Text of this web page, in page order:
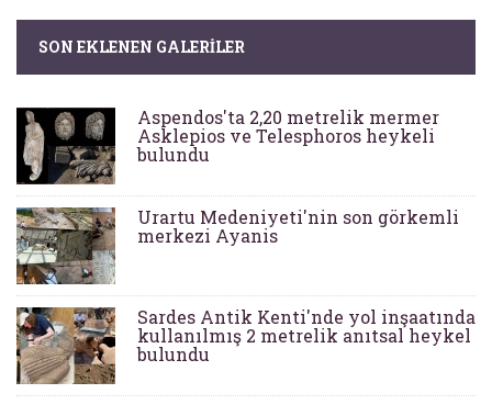
SON EKLENEN GALERILER
Aspendos'ta 2,20 metrelik mermer
Asklepios ve Telesphoros heykeli
bulundu
Urartu Medeniyeti'nin son görkemli
merkezi Ayanis
Sardes Antik Kenti'nde yol inşaatında
kullanılmış 2 metrelik anıtsal heykel
bulundu